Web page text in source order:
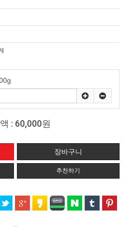
: 60,000원
추천하기